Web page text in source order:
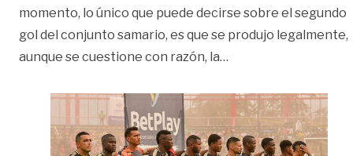
momento, lo único que puede decirse sobre el segundo
gol del conjunto samario, es que se produjo legalmente,
aunque se cuestione con razón, la…